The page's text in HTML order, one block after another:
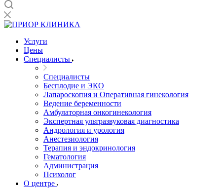
Услуги
Цены
Специалисты
Специалисты
Бесплодие и ЭКО
Лапароскопия и Оперативная гинекология
Ведение беременности
Амбулаторная онкогинекология
Экспертная ультразвуковая диагностика
Андрология и урология
Анестезиология
Терапия и эндокринология
Гематология
Администрация
Психолог
О центре